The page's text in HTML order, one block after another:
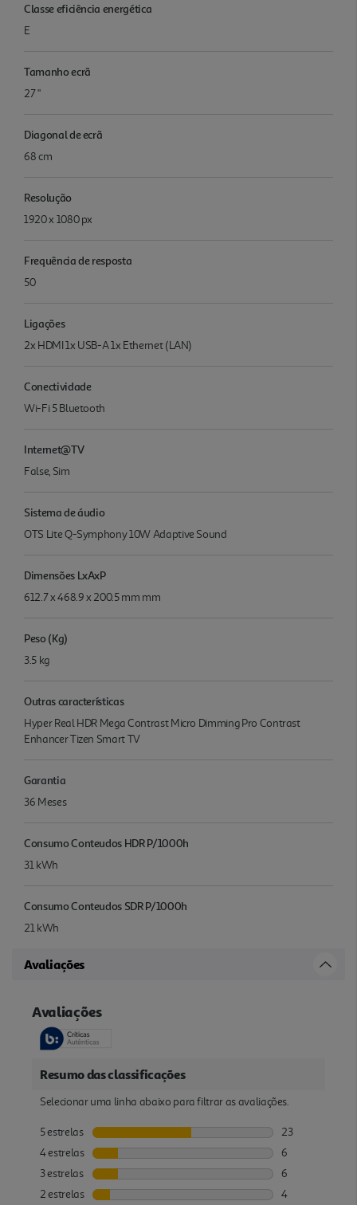
Classe eficiência energética
E
Tamanho ecrã
27 "
Diagonal de ecrã
68 cm
Resolução
1920 x 1080 px
Frequência de resposta
50
Ligações
2x HDMI 1x USB-A 1x Ethernet (LAN)
Conectividade
Wi-Fi 5 Bluetooth
Internet@TV
False, Sim
Sistema de áudio
OTS Lite Q-Symphony 10W Adaptive Sound
Dimensões LxAxP
612.7 x 468.9 x 200.5 mm mm
Peso (Kg)
3.5 kg
Outras características
Hyper Real HDR Mega Contrast Micro Dimming Pro Contrast
Enhancer Tizen Smart TV
Garantia
36 Meses
Consumo Conteudos HDR P/1000h
31 kWh
Consumo Conteudos SDR P/1000h
21 kWh
Avaliações